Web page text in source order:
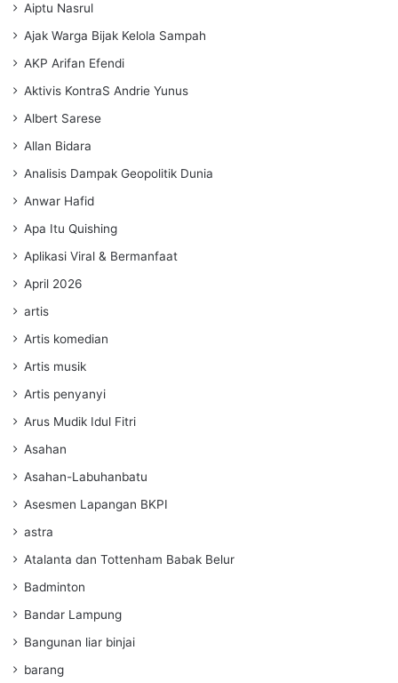
Aiptu Nasrul
Ajak Warga Bijak Kelola Sampah
AKP Arifan Efendi
Aktivis KontraS Andrie Yunus
Albert Sarese
Allan Bidara
Analisis Dampak Geopolitik Dunia
Anwar Hafid
Apa Itu Quishing
Aplikasi Viral & Bermanfaat
April 2026
artis
Artis komedian
Artis musik
Artis penyanyi
Arus Mudik Idul Fitri
Asahan
Asahan-Labuhanbatu
Asesmen Lapangan BKPI
astra
Atalanta dan Tottenham Babak Belur
Badminton
Bandar Lampung
Bangunan liar binjai
barang